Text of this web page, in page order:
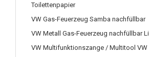
Toilettenpapier
VW Gas-Feuerzeug Samba nachfüllbar
VW Metall Gas-Feuerzeug nachfüllbar
VW Multifunktionszange / Multitool VW